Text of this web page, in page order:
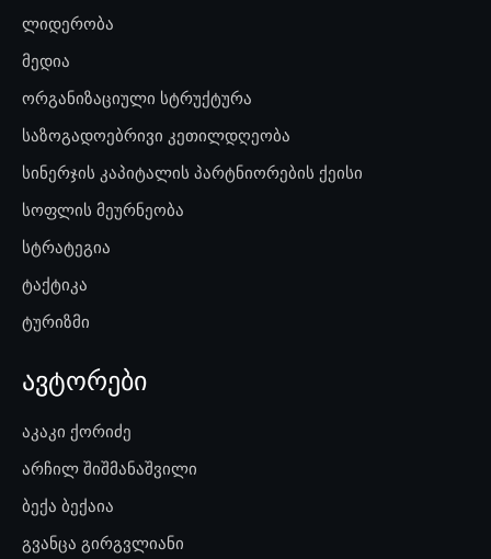
ლიდერობა
მედია
ორგანიზაციული სტრუქტურა
საზოგადოებრივი კეთილდღეობა
სინერჯის კაპიტალის პარტნიორების ქეისი
სოფლის მეურნეობა
სტრატეგია
ტაქტიკა
ტურიზმი
ავტორები
აკაკი ქორიძე
არჩილ შიშმანაშვილი
ბექა ბექაია
გვანცა გირგვლიანი